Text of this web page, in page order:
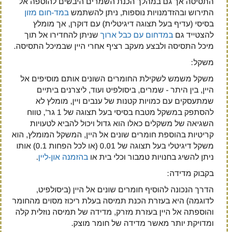
התירוש ובהזדמנויות נוספות, ניתן להשתמש במד-חום מזון
בסיסי (עדיף בעל תצוגה דיגיטלית) עם דוקרן, אך מומלץ
להצטייד גם במדחום עם כבל ארוך שניתן להחדירו אל תוך
מיכל התסיסה ולבצע מעקב רציף אחרי היין שבמיכל התסיסה.
משקל:
משקל משמש לשקילת החומרים השונים אותם מוסיפים אל
היין, בין היתר - שמרים, ביסולפיט ועוד, ליצרנים ביתיים
שמתעסקים עם כמויות קטנות של ענבים ויין, מומלץ לא
להסתפק במשקל מטבח בסיסי בעל תצוגה של 1 גר', טווח
השגיאה של משקלים כאלו הוא גדול ויכול להביא לטעויות
קריטיות בהוספת חומרים שונים אל היין, המשקל המומלץ, הוא
משקל דיגיטלי בעל תצוגה של 0.01 (או לכל הפחות 0.1) אותו
ניתן להשיג בחנויות טמבור וכלי בית או בהזמנה און-ליין.
בקבוק מדידה:
הדרך הנכונה להוסיף חומרים שונים אל היין (ביסולפיט,
לדוגמה) היא בעזרת הכנת תמיסה בעלת ריכוז מסוים מהחומר
והוספתה אל היין בעזרת מזרק, מדידה של תמיסה נוזלית קלה
ומדויקת יותר מאשר מדידה של חומר מוצק.